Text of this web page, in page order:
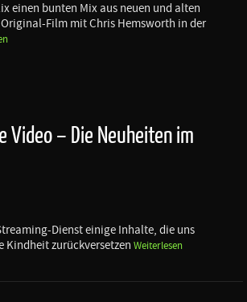
einen bunten Mix aus neuen und alten
Film mit Chris Hemsworth in der
Video – Die Neuheiten im
Dienst einige Inhalte, die uns
Kindheit zurückversetzen Weiterlesen